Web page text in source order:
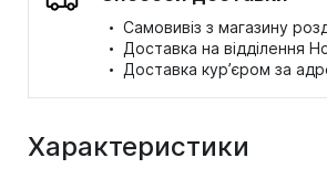
· Самовивіз з магазину
· Доставка на відділення
· Доставка кур’єром за
Характеристики